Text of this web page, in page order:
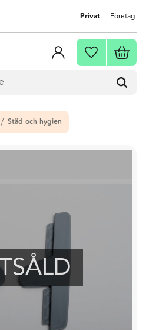
Privat Företag
Favoriter
Städ och hygien